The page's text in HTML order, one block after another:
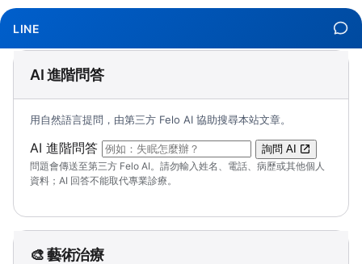
LINE
AI 進階問答
用自然語言提問，由第三方 Felo AI 協助搜尋本站文章。
AI 進階問答 （可輸入自然語言問題；送出後會開啟 Felo
詢問 AI
問題會傳送至第三方 Felo AI。請勿輸入姓名、電話、病歷或其他個人
資料；AI 回答不能取代專業診療。
🎨 藝術治療